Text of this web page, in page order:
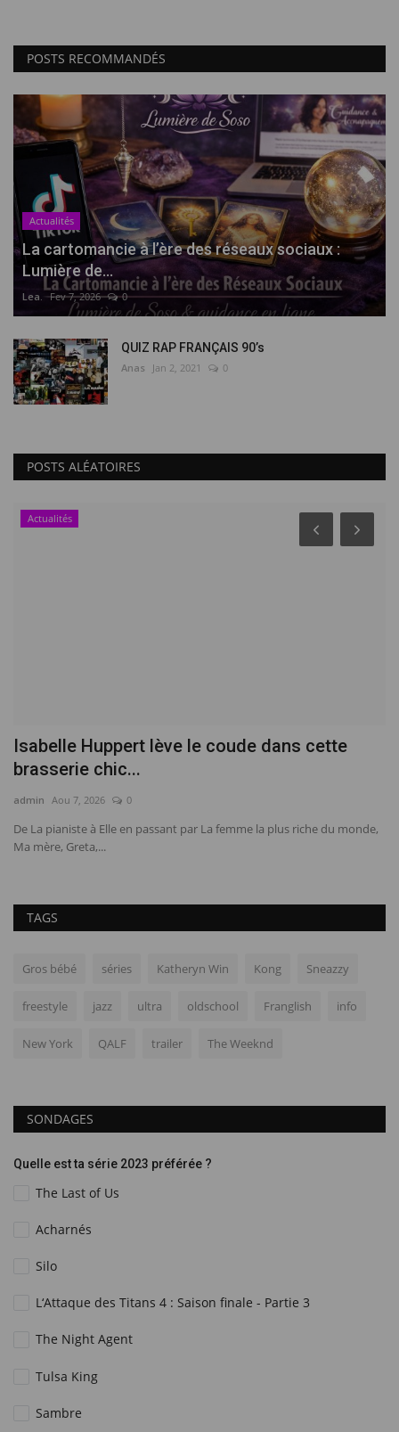
POSTS RECOMMANDÉS
Actualités
La cartomancie à l’ère des réseaux sociaux :
Lumière de...
Lea. Fev 7, 2026 0
QUIZ RAP FRANÇAIS 90’s
Anas Jan 2, 2021 0
POSTS ALÉATOIRES
Actualités
Isabelle Huppert lève le coude dans cette
brasserie chic...
admin Aou 7, 2026 0
De La pianiste à Elle en passant par La femme la plus riche du monde,
Ma mère, Greta,...
TAGS
Gros bébé séries Katheryn Win Kong Sneazzy
freestyle jazz ultra oldschool Franglish info
New York QALF trailer The Weeknd
SONDAGES
Quelle est ta série 2023 préférée ?
The Last of Us
Acharnés
Silo
L‘Attaque des Titans 4 : Saison finale - Partie 3
The Night Agent
Tulsa King
Sambre